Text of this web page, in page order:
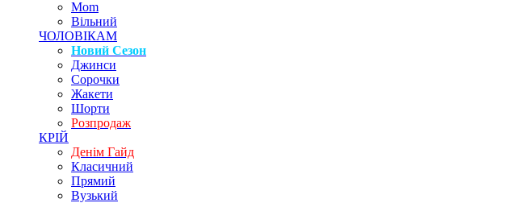
Mom
Вільний
ЧОЛОВІКАМ
Новий Сезон
Джинси
Сорочки
Жакети
Шорти
Розпродаж
КРІЙ
Денім Гайд
Класичний
Прямий
Вузький